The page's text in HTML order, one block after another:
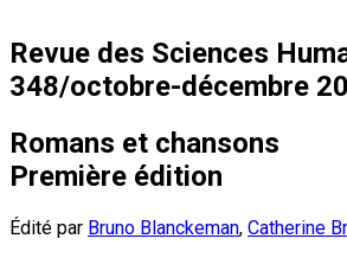
Revue des Sciences
348/octobre-décembre
Romans et chansons
Première édition
Édité par Bruno Blanckeman, Catherine